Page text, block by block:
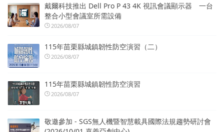
戴爾科技推出 Dell Pro P 43 4K 視訊會議顯示器 一台
整合小型會議室所需設備
2026/08/07
115年苗栗縣城鎮韌性防空演習（二）
2026/08/07
115年苗栗縣城鎮韌性防空演習
2026/08/07
敬邀參加 - SGS無人機暨智慧載具國際法規趨勢研討會